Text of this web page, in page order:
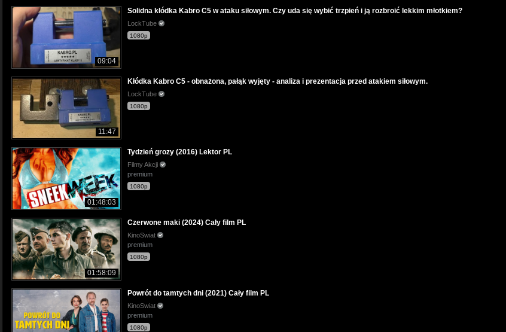
09:04
Solidna kłódka Kabro C5 w ataku siłowym. Czy uda się wybić trzpień i ją rozbroić lekkim młotkiem?
LockTube
1080p
11:47
Kłódka Kabro C5 - obnażona, pałąk wyjęty - analiza i prezentacja przed atakiem siłowym.
LockTube
1080p
01:48:03
Tydzień grozy (2016) Lektor PL
Filmy Akcji
premium
1080p
01:58:09
Czerwone maki (2024) Cały film PL
KinoSwiat
premium
1080p
Powrót do tamtych dni (2021) Cały film PL
KinoSwiat
premium
1080p